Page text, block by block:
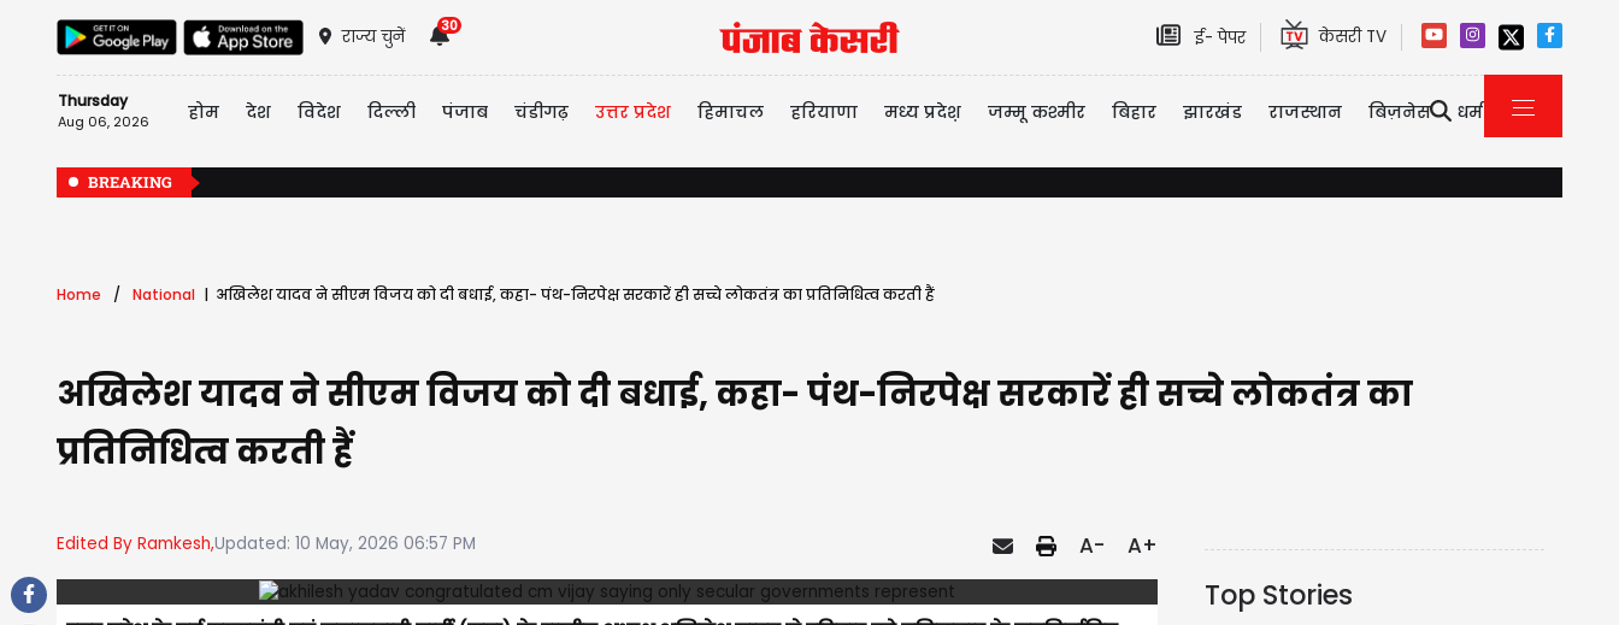
राज्य चुनें
30
ई- पेपर केसरी TV
Thursday
Aug 06, 2026 होम देश विदेश दिल्ली पंजाब चंडीगढ़ उत्तर प्रदेश हिमाचल हरियाणा मध्य प्रदेश़ जम्मू कश्मीर बिहार झारखंड राजस्थान बिज़नेस धर्म
BREAKING
Home National अखिलेश यादव ने सीएम विजय को दी बधाई, कहा- पंथ-निरपेक्ष सरकारें ही सच्चे लोकतंत्र का प्रतिनिधित्व करती हैं
अखिलेश यादव ने सीएम विजय को दी बधाई, कहा- पंथ-निरपेक्ष सरकारें ही सच्चे लोकतंत्र का
प्रतिनिधित्व करती हैं
Edited By Ramkesh,Updated: 10 May, 2026 06:57 PM A- A+
Top Stories